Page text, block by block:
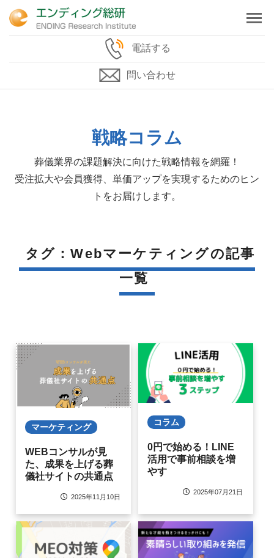
電話する
問い合わせ
戦略コラム
葬儀業界の課題解決に向けた戦略情報を網羅！
受注拡大や会員獲得、単価アップを実現するためのヒン
トをお届けします。
タグ：Webマーケティングの記事
一覧
マーケティング
WEBコンサルが見
た、成果を上げる葬
儀社サイトの共通点
2025年11月10日
コラム
0円で始める！LINE
活用で事前相談を増
やす
2025年07月21日